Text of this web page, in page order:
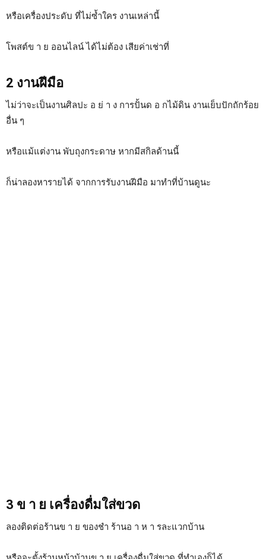
หรือเครื่องประดับ ที่ไม่ซ้ำใคร งานเหล่านี้
โพสต์ข า ย ออนไลน์ ได้ไม่ต้อง เสียค่าเช่าที่
2 งานฝีมือ
ไม่ว่าจะเป็นงานศิลปะ อ ย่ า ง การปั้นด อ กไม้ดิน งานเย็บปักถักร้อย
อื่น ๆ
หรือแม้แต่งาน พับถุงกระดาษ หากมีสกิลด้านนี้
ก็น่าลองหารายได้ จากการรับงานฝีมือ มาทำที่บ้านดูนะ
3 ข า ย เครื่องดื่มใส่ขวด
ลองติดต่อร้านข า ย ของชำ ร้านอ า ห า รละแวกบ้าน